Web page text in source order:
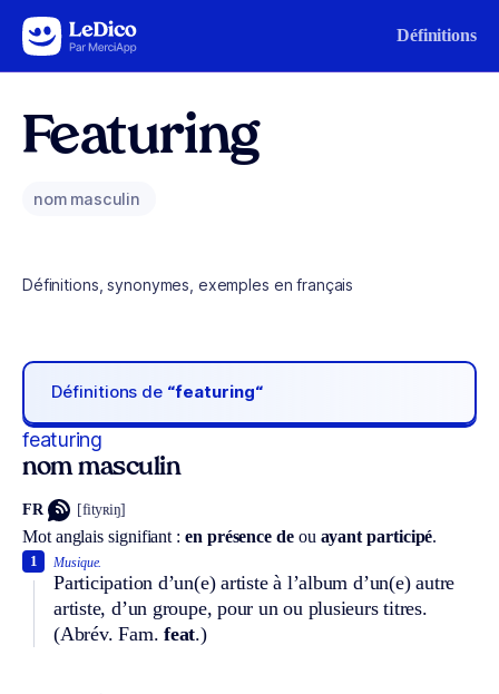
Aller au contenu Définitions
Featuring
nom masculin
Définitions, synonymes, exemples en français
Définitions de “featuring“
featuring
nom masculin
FR [fityʀiŋ]
Mot anglais signifiant : en présence de ou ayant participé.
Musique.
Participation d’un(e) artiste à l’album d’un(e) autre
artiste, d’un groupe, pour un ou plusieurs titres.
(Abrév. Fam. feat.)
1